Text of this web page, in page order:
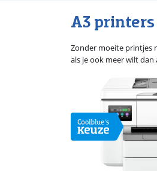
A3 printers
Zonder moeite printjes
als je ook meer wilt